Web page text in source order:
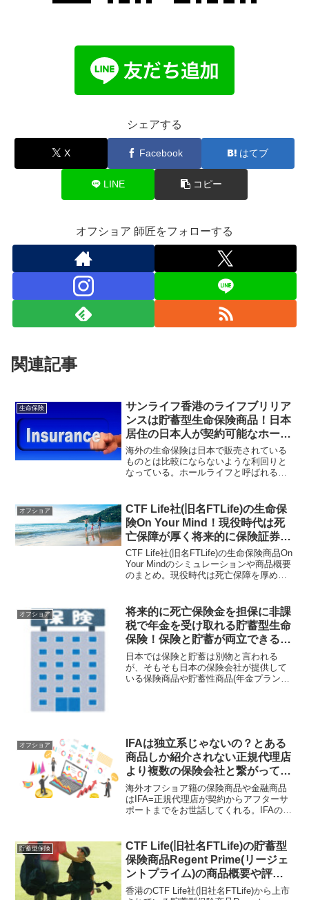
シェアする
X Facebook はてブ
LINE コピー
オフショア 師匠をフォローする
関連記事
生命保険
サンライフ香港のライフブリリア
ンスは貯蓄型生命保険商品！日本
居住の日本人が契約可能なホール
ライフ(Whole Life)プラン！
海外の生命保険は日本で販売されている
ものとは比較にならないような利回りと
なっている。ホールライフと呼ばれる貯
や、その生命保険ライフブリリアンスの
概要について解説してみたい。
オフショア
CTF Life社(旧名FTLife)の生命保
険On Your Mind！現役時代は死
亡保障が厚く将来的に保険証券を
担保に融資=非課税で年金受け取
り可能！
CTF Life社(旧名FTLife)の生命保険商品On
Your Mindのシミュレーションや商品概要
のまとめ。現役時代は死亡保障を厚め
的な商品。融資なので借り入れとなり、
課税対象とはならない。
オフショア
将来的に死亡保険金を担保に非課
税で年金を受け取れる貯蓄型生命
保険！保険と貯蓄が両立できる香
港CTF Life社(FTLife)のOn Your
Mind！
日本では保険と貯蓄は別物と言われる
が、そもそも日本の保険会社が提供して
いる保険商品や貯蓄性商品(年金プラン
オフショア
IFAは独立系じゃないの？とある
商品しか紹介されない正規代理店
より複数の保険会社と繋がってい
て選択肢が多いところを選択すべ
し！
海外オフショア籍の保険商品や金融商品
はIFA=正規代理店が契約からアフターサ
ポートまでをお世話してくれる。IFAのI
り、紹介者と結びついていたら独立とは
言えないのでは？
貯蓄型保険
CTF Life(旧社名FTLife)の貯蓄型
保険商品Regent Prime(リージェ
ントプライム)の商品概要や評
価・評判、口コミは？
香港のCTF Life社(旧社名FTLife)から上市